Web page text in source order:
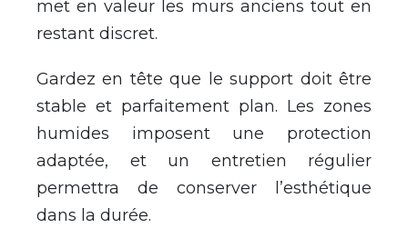
met en valeur les murs anciens tout en
restant discret.
Gardez en tête que le support doit être
stable et parfaitement plan. Les zones
humides imposent une protection
adaptée, et un entretien régulier
permettra de conserver l’esthétique
dans la durée.